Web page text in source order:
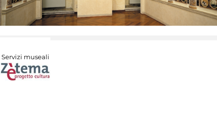
Servizi museali